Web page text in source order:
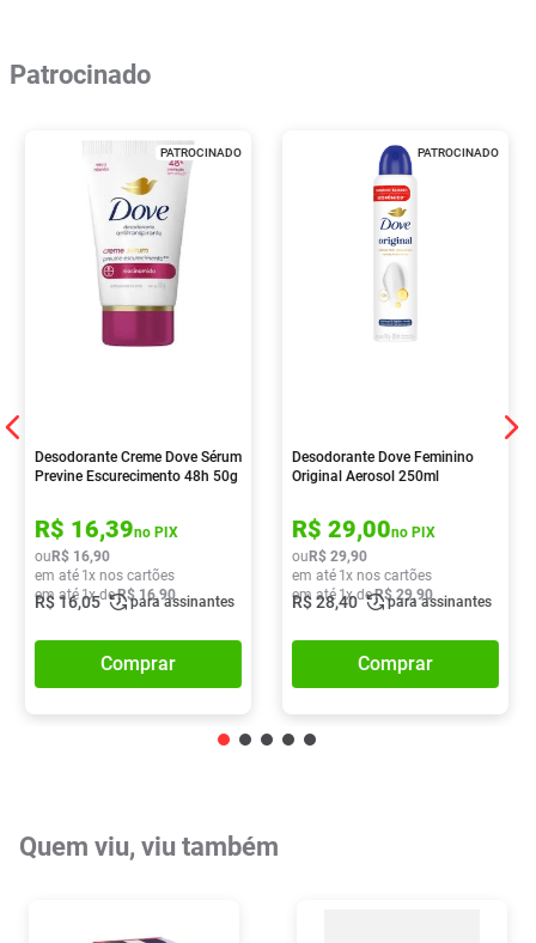
Patrocinado
PATROCINADO
Desodorante Creme Dove Sérum
Previne Escurecimento 48h 50g
R$ 16,39no PIX
ou R$ 16,90
em até 1x nos cartões
em até1x deR$ 16,90
R$16,05 para assinantes
Comprar
PATROCINADO
Desodorante Dove Feminino
Original Aerosol 250ml
R$ 29,00no PIX
ou R$ 29,90
em até 1x nos cartões
em até 1x deR$ 29,90
R$28,40 para assinantes
Comprar
Quem viu, viu também